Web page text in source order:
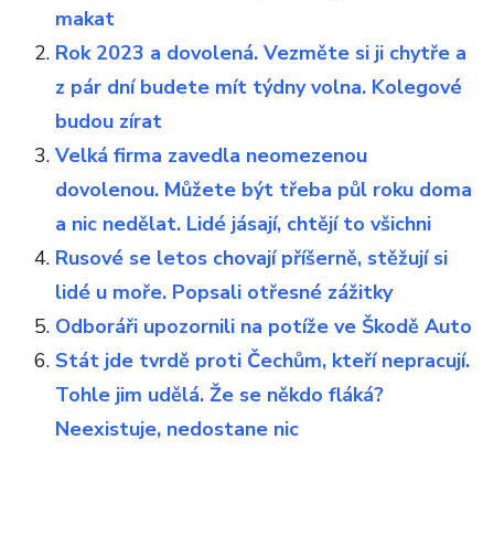
makat
Rok 2023 a dovolená. Vezměte si ji chytře a
z pár dní budete mít týdny volna. Kolegové
budou zírat
Velká firma zavedla neomezenou
dovolenou. Můžete být třeba půl roku doma
a nic nedělat. Lidé jásají, chtějí to všichni
Rusové se letos chovají příšerně, stěžují si
lidé u moře. Popsali otřesné zážitky
Odboráři upozornili na potíže ve Škodě Auto
Stát jde tvrdě proti Čechům, kteří nepracují.
Tohle jim udělá. Že se někdo fláká?
Neexistuje, nedostane nic